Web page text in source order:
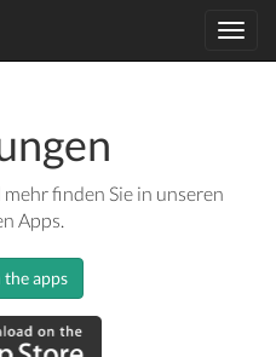
finden Sie in unseren
Apps.
the apps